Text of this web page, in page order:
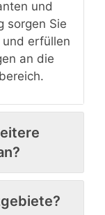
und
sorgen Sie
und erfüllen
an die